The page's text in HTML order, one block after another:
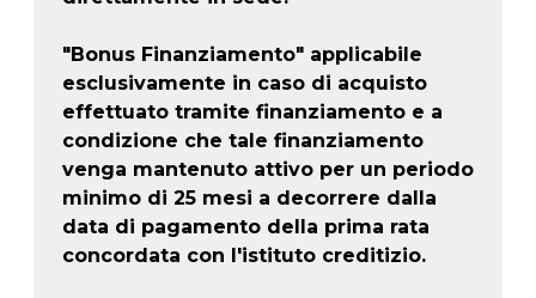
"Bonus Finanziamento" applicabile
esclusivamente in caso di acquisto
effettuato tramite finanziamento e a
condizione che tale finanziamento
venga mantenuto attivo per un periodo
minimo di 25 mesi a decorrere dalla
data di pagamento della prima rata
concordata con l'istituto creditizio.